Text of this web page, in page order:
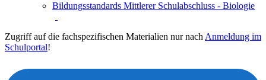
Bildungsstandards Mittlerer Schulabschluss - Biologie
Zugriff auf die fachspezifischen Materialien nur nach Anmeldung im
Schulportal!